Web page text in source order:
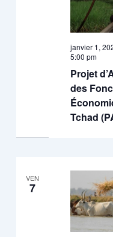
Projet
des
Tchad
janvier 1,
5:00 pm
VEN
7